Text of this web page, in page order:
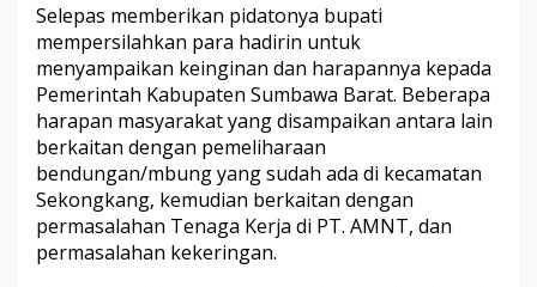
Selepas memberikan pidatonya bupati
mempersilahkan para hadirin untuk
menyampaikan keinginan dan harapannya kepada
Pemerintah Kabupaten Sumbawa Barat. Beberapa
harapan masyarakat yang disampaikan antara lain
berkaitan dengan pemeliharaan
bendungan/mbung yang sudah ada di kecamatan
Sekongkang, kemudian berkaitan dengan
permasalahan Tenaga Kerja di PT. AMNT, dan
permasalahan kekeringan.